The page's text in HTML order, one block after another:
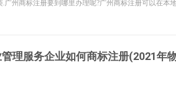
广州商标注册要到哪里办理呢?广州商标注册可以在本
理服务企业如何商标注册(2021年